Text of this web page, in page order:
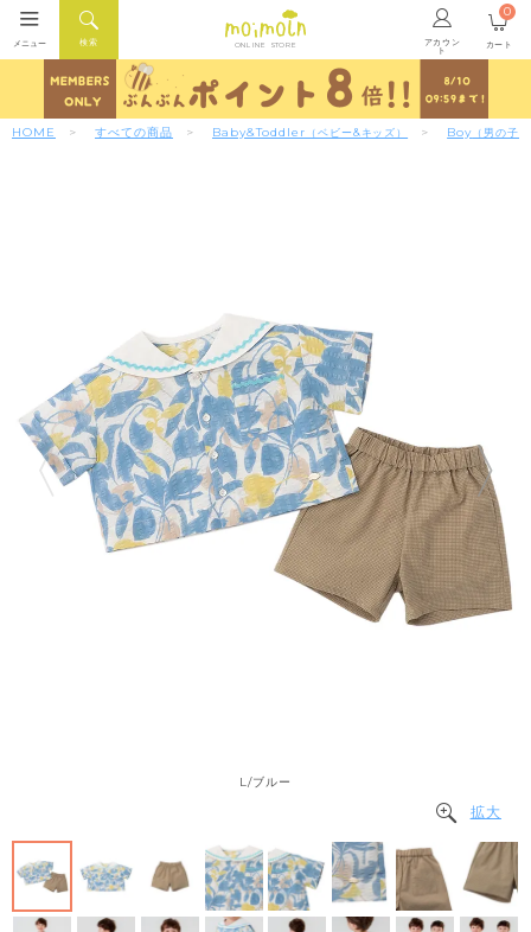
ONLINE STORE アカウン
ト
検索
メニュー カート
0
HOME すべての商品 Baby&Toddler （ベビー&キッズ） Boy （男の子）
L/ブルー
拡大